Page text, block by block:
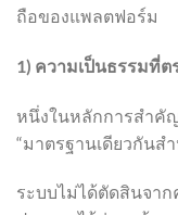
ถือของแพลตฟอร์ม
1) ความเป็นธรรมที่ต
หนึ่งในหลักการสำคั
“มาตรฐานเดียวกันส
ระบบไม่ได้ตัดสินจา